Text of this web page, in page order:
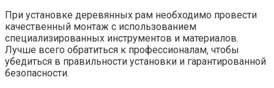
При установке деревянных рам необходимо провести
качественный монтаж с использованием
специализированных инструментов и материалов.​
Лучше всего обратиться к профессионалам‚ чтобы
убедиться в правильности установки и гарантированной
безопасности.​